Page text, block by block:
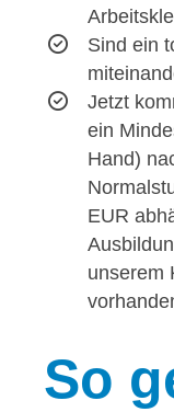
Sind ein
Jetzt
ein
Hand)
EUR
unserem
So